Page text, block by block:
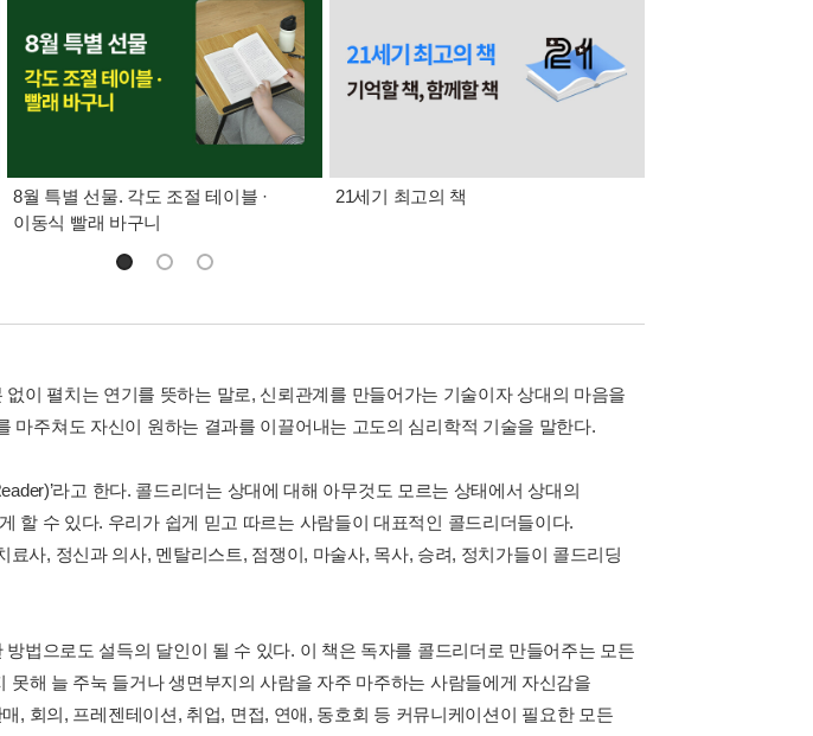
8월 특별 선물. 각도 조절 테이블 ·
이동식 빨래 바구니
21세기 최고의 책
없이 펼치는 연기를 뜻하는 말로, 신뢰관계를 만들어가는 기술이자 상대의 마음을
마주쳐도 자신이 원하는 결과를 이끌어내는 고도의 심리학적 기술을 말한다.
라고 한다. 콜드리더는 상대에 대해 아무것도 모르는 상태에서 상대의
할 수 있다. 우리가 쉽게 믿고 따르는 사람들이 대표적인 콜드리더들이다.
료사, 정신과 의사, 멘탈리스트, 점쟁이, 마술사, 목사, 승려, 정치가들이 콜드리딩
법으로도 설득의 달인이 될 수 있다. 이 책은 독자를 콜드리더로 만들어주는 모든
못해 늘 주눅 들거나 생면부지의 사람을 자주 마주하는 사람들에게 자신감을
, 회의, 프레젠테이션, 취업, 면접, 연애, 동호회 등 커뮤니케이션이 필요한 모든